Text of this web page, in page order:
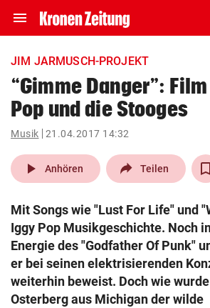
menu Navigation
ein-/ausklappen
account_circle Anmelden
pin_drop
Wien
search
Suchbegriff
eingeben
JIM JARMUSCH-PROJEKT
“Gimme Danger”:
Pop und die Stooges
Musik 21.04.2017 14:32
play_arrow Anhören Teilen
Mit Songs wie "Lust For Life" und
Iggy Pop Musikgeschichte. Noch
Energie des "Godfather Of Punk"
er bei seinen elektrisierenden
weiterhin beweist. Doch wie
Osterberg aus Michigan der wilde